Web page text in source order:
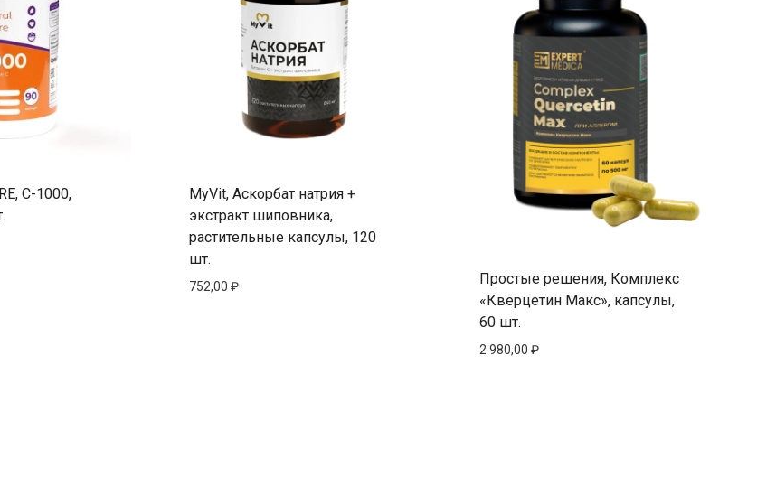
С-1000,
MyVit, Аскорбат натрия +
экстракт шиповника,
растительные капсулы, 120
шт.
752,00 ₽
Простые решения, Комплекс
«Кверцетин Макс», капсулы,
60 шт.
2 980,00 ₽